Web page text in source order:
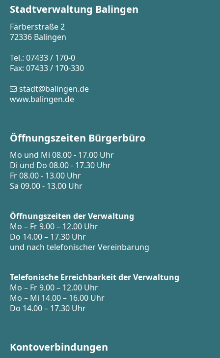
Stadtverwaltung Balingen
Färberstraße 2
72336 Balingen
Tel.: 07433 / 170-0
Fax: 07433 / 170-330
stadt@balingen.de
www.balingen.de
Öffnungszeiten Bürgerbüro
Mo und Mi 08.00 - 17.00 Uhr
Di und Do 08.00 - 17.30 Uhr
Fr 08.00 - 13.00 Uhr
Sa 09.00 - 13.00 Uhr
Öffnungszeiten der Verwaltung
Mo – Fr 9.00 – 12.00 Uhr
Do 14.00 – 17.30 Uhr
und nach telefonischer Vereinbarung
Telefonische Erreichbarkeit der Verwaltung
Mo – Fr 9.00 – 12.00 Uhr
Mo – Mi 14.00 – 16.00 Uhr
Do 14.00 – 17.30 Uhr
Kontoverbindungen